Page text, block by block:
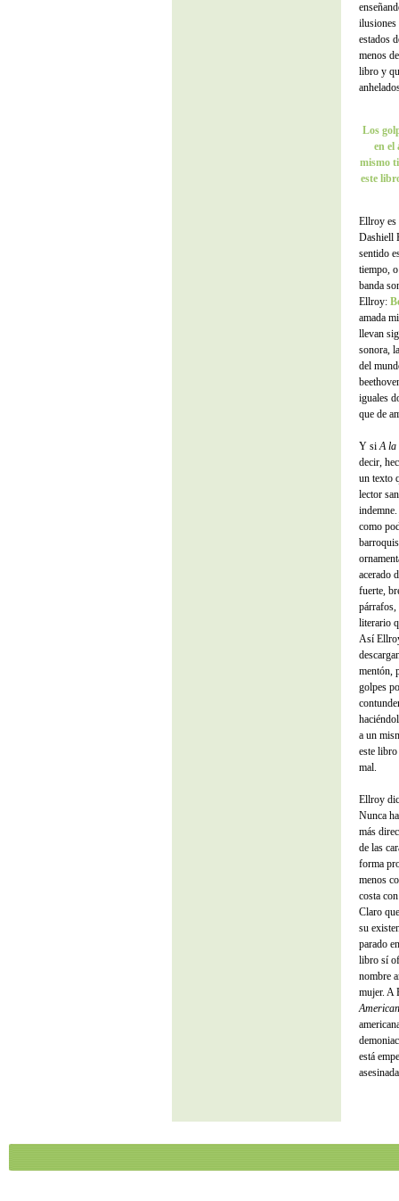
ilusiones
estados
menos
libro y
Los
en el
mismo
este
Ellroy es
Dashiell
sentido
tiempo,
banda
Ellroy:
amada
llevan
sonora,
del
iguales
que de
Y siA la
decir,
un texto
lector
como
acerado
fuerte,
párrafos,
literario
Así
mentón,
golpes
a un
este
mal.
Ellroy
Nunca
más
de las
forma
menos
costa
Claro
su
parado
libro sí
nombre
mujer. A
está